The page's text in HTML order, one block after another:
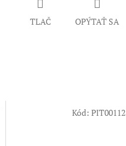
TLAČ OPÝTAŤ SA
Kód:PIT00112